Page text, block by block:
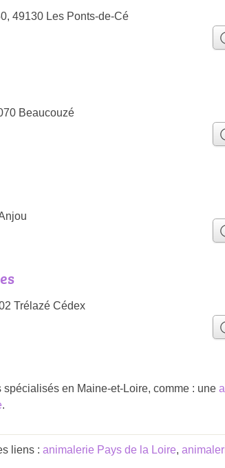
49130 Les Ponts-de-Cé
Beaucouzé
Trélazé Cédex
en Maine-et-Loire, comme : une
.
liens : animalerie Pays de la Loire,